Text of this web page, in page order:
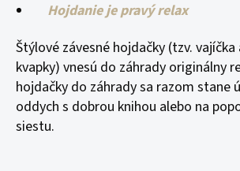
Hojdanie je pravý relax
Štýlové závesné hojdačky (tzv.
kvapky) vnesú do záhrady originálny
hojdačky do záhrady sa razom stane
oddych s dobrou knihou alebo na
siestu.